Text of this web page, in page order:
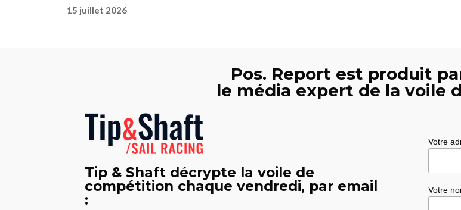
15 juillet 2026
Pos. Report est produit
le média expert de la voile
Tip & Shaft décrypte la voile de
compétition chaque vendredi, par email
:
Votre
Votre